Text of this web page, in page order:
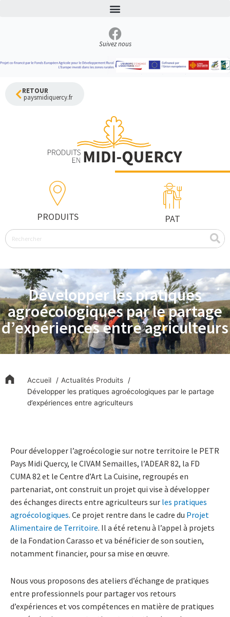
Suivez nous
RETOUR
paysmidiquercy.fr
PRODUITS PAT
Rechercher
Développer les pratiques
agroécologiques par le partage
d’expériences entre agriculteurs
Accueil
Actualités Produits
Développer les pratiques agroécologiques par le partage
d’expériences entre agriculteurs
Pour développer l’agroécologie sur notre territoire le PETR
Pays Midi Quercy, le CIVAM Semailles, l’ADEAR 82, la FD
CUMA 82 et le Centre d’Art La Cuisine, regroupés en
partenariat, ont construit un projet qui vise à développer
des échanges directs entre agriculteurs sur les pratiques
agroécologiques. Ce projet rentre dans le cadre du Projet
Alimentaire de Territoire. Il a été retenu à l’appel à projets
de la Fondation Carasso et va bénéficier de son soutien,
notamment financier, pour sa mise en œuvre.
Nous vous proposons des ateliers d’échange de pratiques
entre professionnels pour partager vos retours
d’expériences et vos compétences en matière de pratiques